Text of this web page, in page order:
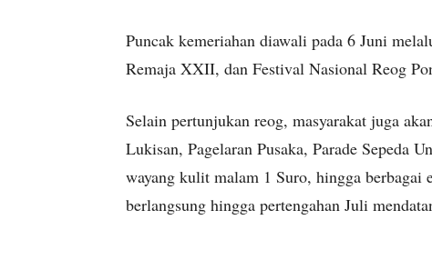
Puncak kemeriahan diawali pada 6 Juni
Remaja XXII, dan Festival Nasional Reog
Selain pertunjukan reog, masyarakat juga
Lukisan, Pagelaran Pusaka, Parade Sepeda
wayang kulit malam 1 Suro, hingga
berlangsung hingga pertengahan Juli